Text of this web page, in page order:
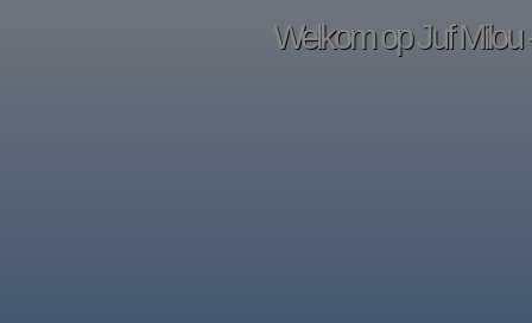
Welkom op Juf Milou